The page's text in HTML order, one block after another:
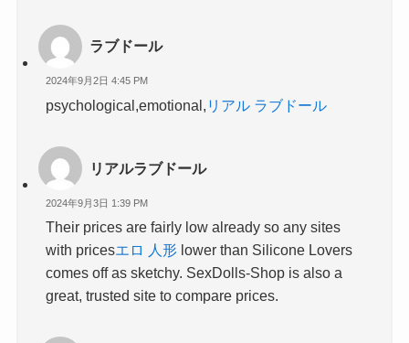
ラブドール
2024年9月2日 4:45 PM
psychological,emotional, リアル ラブドール
リアルラブドール
2024年9月3日 1:39 PM
Their prices are fairly low already so any sites
with pricesエロ 人形 lower than Silicone Lovers
comes off as sketchy. SexDolls-Shop is also a
great, trusted site to compare prices.